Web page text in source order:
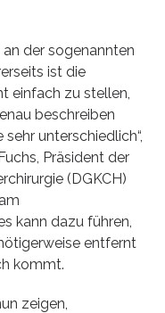
der sogenannten
ist die
einfach zu stellen,
beschreiben
unterschiedlich“,
Präsident der
(DGKCH)
kann dazu führen,
entfernt
kommt.
zeigen,